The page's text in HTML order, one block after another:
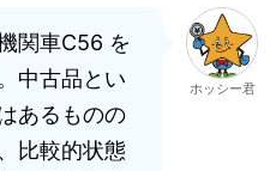
関車C56 を
中古品とい
あるものの
比較的状態
ホッシー君